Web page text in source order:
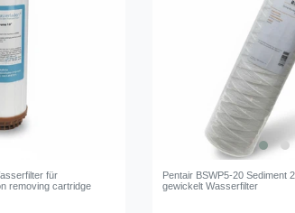
für
removing cartridge
Pentair BSWP5-20 Sediment
gewickelt Wasserfilter